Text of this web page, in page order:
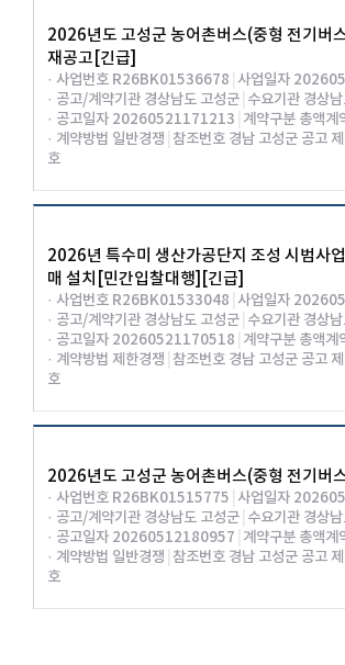
2026년도 고성군 농어촌버스(중형 전기버
재공고[긴급]
· 사업번호 R26BK01536678 사업일자
· 공고/계약기관 경상남도 고성군 수요기관 경상
· 공고일자 20260521171213 계약구분 총액계
· 계약방법 일반경쟁 참조번호 경남 고성군 공고
호
2026년 특수미 생산가공단지 조성 시범사
매 설치[민간입찰대행][긴급]
· 사업번호 R26BK01533048 사업일자
· 공고/계약기관 경상남도 고성군 수요기관 경상
· 공고일자 20260521170518 계약구분 총액계
· 계약방법 제한경쟁 참조번호 경남 고성군 공고
호
2026년도 고성군 농어촌버스(중형 전기버
· 사업번호 R26BK01515775 사업일자
· 공고/계약기관 경상남도 고성군 수요기관 경상
· 공고일자 20260512180957 계약구분 총액계
· 계약방법 일반경쟁 참조번호 경남 고성군 공고
호